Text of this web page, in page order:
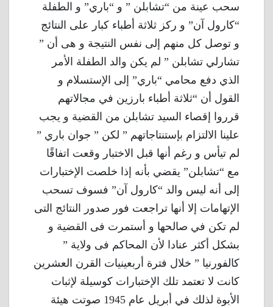
سحب عينة من “تشابلن ” و “باري” و الطفلة
“كارول آن” و ركز ثلاثة أطباء كبار على النتائج
و توصل كل منهم إلى نفس النتيجة و هى أن ”
تشارلي تشابلن ” لم يكن والد الطفلة الأمر
الذي دفع محامي “باري” إلى الإستسلام و
القول أن “ثلاثة أطباء بارزين في مجالاتهم
قرروا إقصاء السيد تشابلن من القضية و يجب
علينا الالتزام بإستنتاجاتهم ” لكن ” جوان باري ”
لم تيأس و رغم أنها قبل الاختبار وقعت اتفاقًا
مع “تشابلن” يقضي بأنه إذا خلصت الإختبارات
إلى أنه ليس والد “كارول آن” فسوف تسحب
الإتهامات إلا أنها تراجعت فور صدور النتائج التى
لم تكن في صالحها و أستمرت فى القضية و
بشكل أكثر عنادا لأن المحاكم فى ولاية ”
كالفورنيا ” خلال فترة أربعينيات القرن العشرين
كانت لا تعتمد تلك الإختبارات كوسيلة لإثبات
الأبوة لذلك في أبريل عام 1945 صوتت هيئة